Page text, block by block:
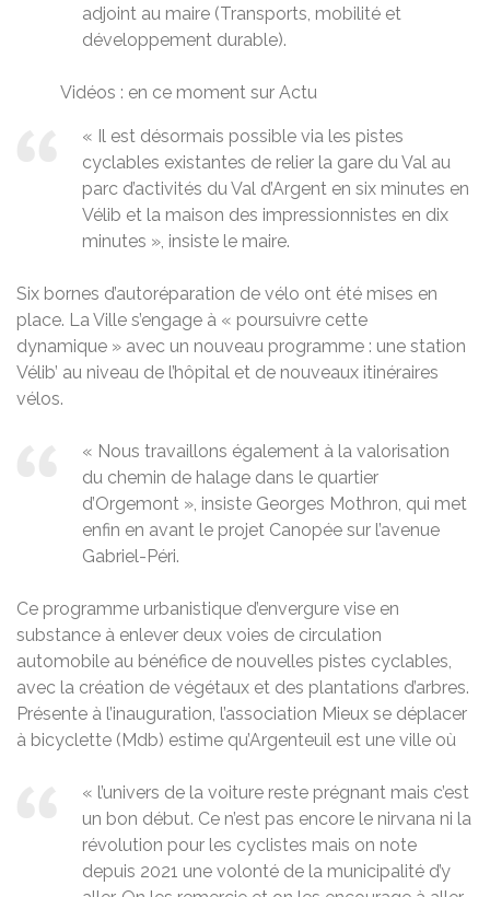
adjoint au maire (Transports, mobilité et
développement durable).
Vidéos : en ce moment sur Actu
« Il est désormais possible via les pistes
cyclables existantes de relier la gare du Val au
parc d’activités du Val d’Argent en six minutes en
Vélib et la maison des impressionnistes en dix
minutes », insiste le maire.
Six bornes d’autoréparation de vélo ont été mises en
place. La Ville s’engage à « poursuivre cette
dynamique » avec un nouveau programme : une station
Vélib’ au niveau de l’hôpital et de nouveaux itinéraires
vélos.
« Nous travaillons également à la valorisation
du chemin de halage dans le quartier
d’Orgemont », insiste Georges Mothron, qui met
enfin en avant le projet Canopée sur l’avenue
Gabriel-Péri.
Ce programme urbanistique d’envergure vise en
substance à enlever deux voies de circulation
automobile au bénéfice de nouvelles pistes cyclables,
avec la création de végétaux et des plantations d’arbres.
Présente à l’inauguration, l’association Mieux se déplacer
à bicyclette (Mdb) estime qu’Argenteuil est une ville où
« l’univers de la voiture reste prégnant mais c’est
un bon début. Ce n’est pas encore le nirvana ni la
révolution pour les cyclistes mais on note
depuis 2021 une volonté de la municipalité d’y